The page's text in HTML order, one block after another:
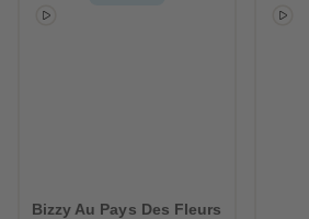
Bizzy Au Pays Des Fleurs